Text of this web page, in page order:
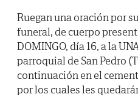
Ruegan una oración por
funeral, de cuerpo
DOMINGO, día 16, a la
parroquial de San Pedro
continuación en el
por los cuales les